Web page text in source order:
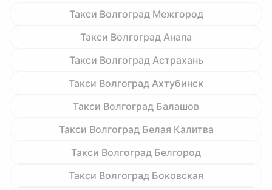
Такси Волгоград Межгород
Такси Волгоград Анапа
Такси Волгоград Астрахань
Такси Волгоград Ахтубинск
Такси Волгоград Балашов
Такси Волгоград Белая Калитва
Такси Волгоград Белгород
Такси Волгоград Боковская